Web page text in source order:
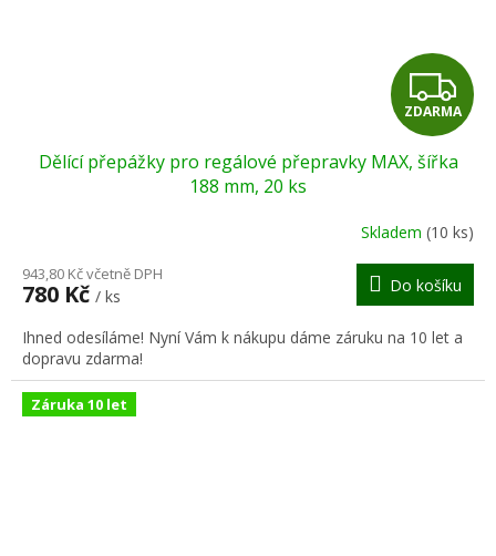
Z
D
A
R
M
A
ZDARMA
Dělící přepážky pro regálové přepravky MAX, šířka
188 mm, 20 ks
Skladem (10 ks)
943,80 Kč včetně DPH
780 Kč / ks
Do košíku
Ihned odesíláme! Nyní Vám k nákupu dáme záruku na 10 let a
dopravu zdarma!
Záruka 10 let